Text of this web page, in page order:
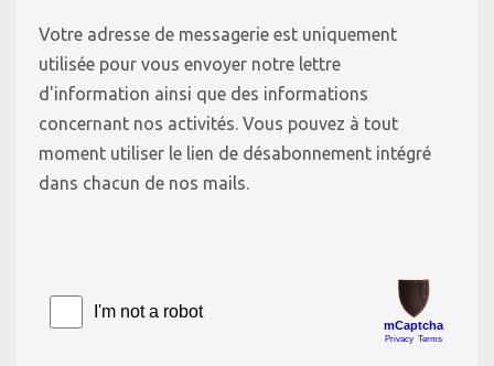
Votre adresse de messagerie est uniquement
utilisée pour vous envoyer notre lettre
d'information ainsi que des informations
concernant nos activités. Vous pouvez à tout
moment utiliser le lien de désabonnement intégré
dans chacun de nos mails.